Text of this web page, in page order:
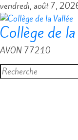
Passer
au
contenu
vendredi, août 7,
Collège de
AVON 77210